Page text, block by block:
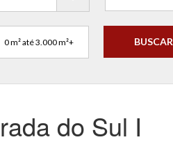
BUSCAR
do Sul I